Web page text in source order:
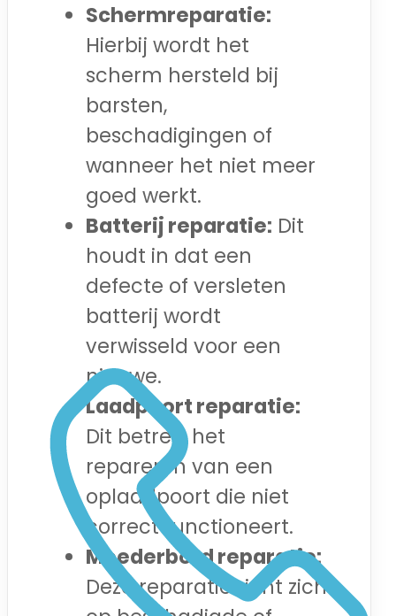
Schermreparatie:
Hierbij wordt het
scherm hersteld bij
barsten,
beschadigingen of
wanneer het niet meer
goed werkt.
Batterij reparatie: Dit
houdt in dat een
defecte of versleten
batterij wordt
verwisseld voor een
nieuwe.
Laadpoort reparatie:
Dit betreft het
repareren van een
oplaadpoort die niet
correct functioneert.
Moederbord reparatie:
Deze reparatie richt zich